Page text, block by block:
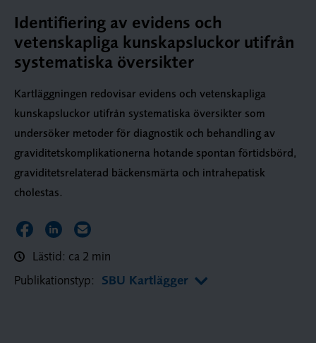
Identifiering av evidens och
vetenskapliga kunskapsluckor utifrån
systematiska översikter
Kartläggningen redovisar evidens och vetenskapliga
kunskapsluckor utifrån systematiska översikter som
undersöker metoder för diagnostik och behandling av
graviditetskomplikationerna hotande spontan förtidsbörd,
graviditetsrelaterad bäckensmärta och intrahepatisk
cholestas.
Dela sidan på Facebook
Dela sidan på LinkedIn
Dela sidan via E-post
Lästid: ca 2 min
Publikationstyp: SBU Kartlägger